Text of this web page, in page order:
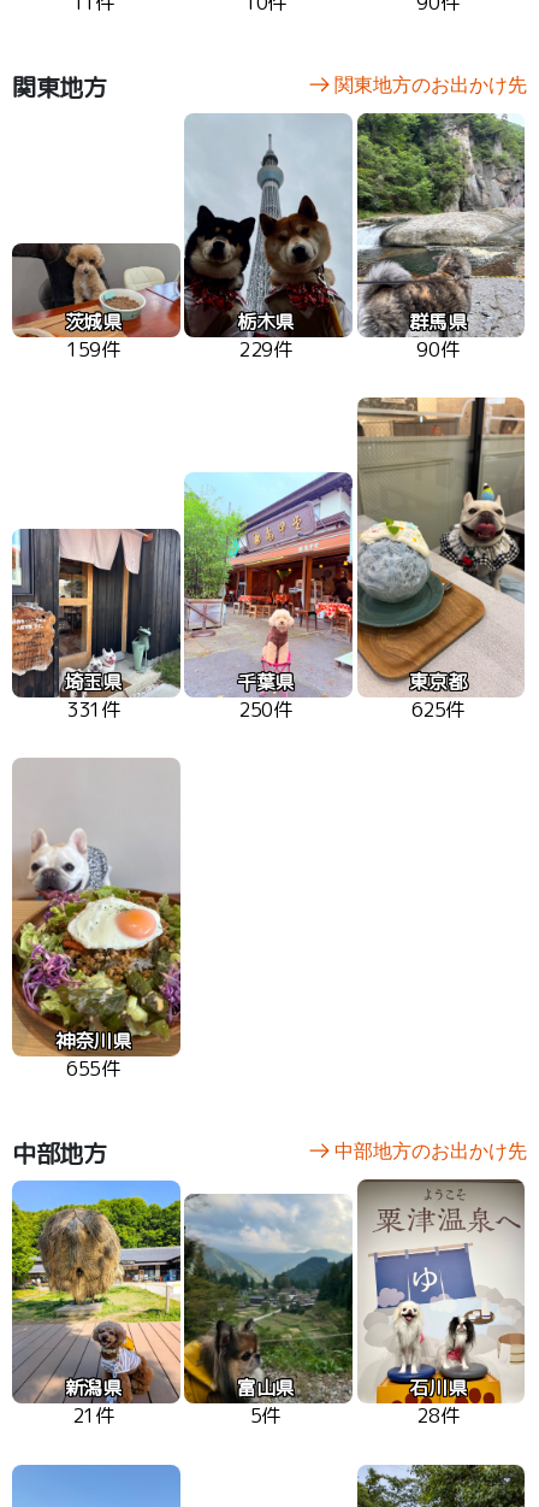
関東地方 関東地方のお出かけ先
茨城県
159件
栃木県
229件
群馬県
90件
埼玉県
331件
千葉県
250件
東京都
625件
神奈川県
655件
中部地方 中部地方のお出かけ先
新潟県
21件
富山県
5件
石川県
28件